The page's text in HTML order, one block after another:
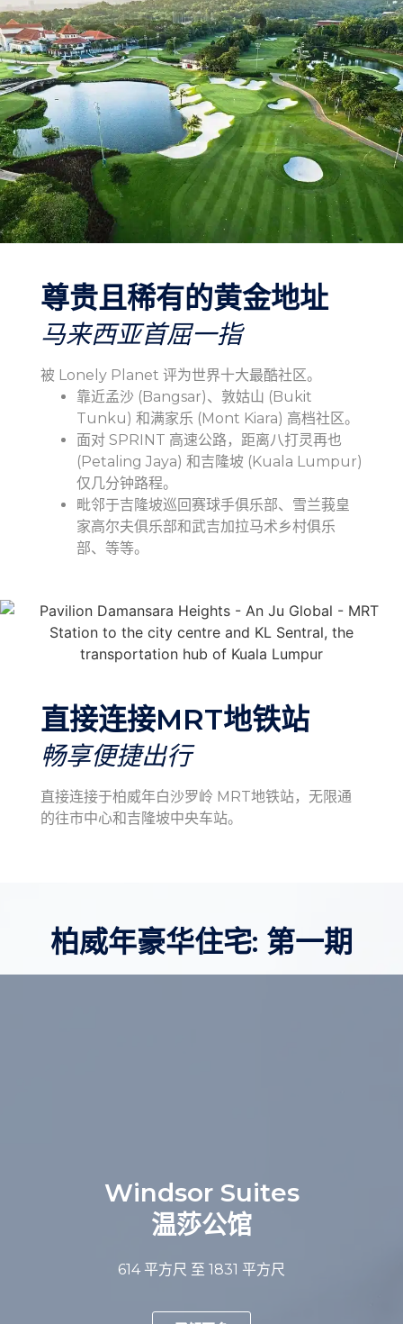
尊贵且稀有的黄金地址
马来西亚首屈一指
被 Lonely Planet 评为世界十大最酷社区。
靠近孟沙 (Bangsar)、敦姑山 (Bukit
Tunku) 和满家乐 (Mont Kiara) 高档社区。
面对 SPRINT 高速公路，距离八打灵再也
(Petaling Jaya) 和吉隆坡 (Kuala Lumpur)
仅几分钟路程。
毗邻于吉隆坡巡回赛球手俱乐部、雪兰莪皇
家高尔夫俱乐部和武吉加拉马术乡村俱乐
部、等等。
直接连接MRT地铁站
畅享便捷出行
直接连接于柏威年白沙罗岭 MRT地铁站，无限通
的往市中心和吉隆坡中央车站。
柏威年豪华住宅: 第一期
Windsor Suites
温莎公馆
614 平方尺 至 1831 平方尺